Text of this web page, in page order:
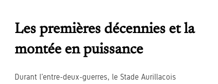
Les premières décennies et la
montée en puissance
Durant l’entre-deux-guerres, le Stade Aurillacois